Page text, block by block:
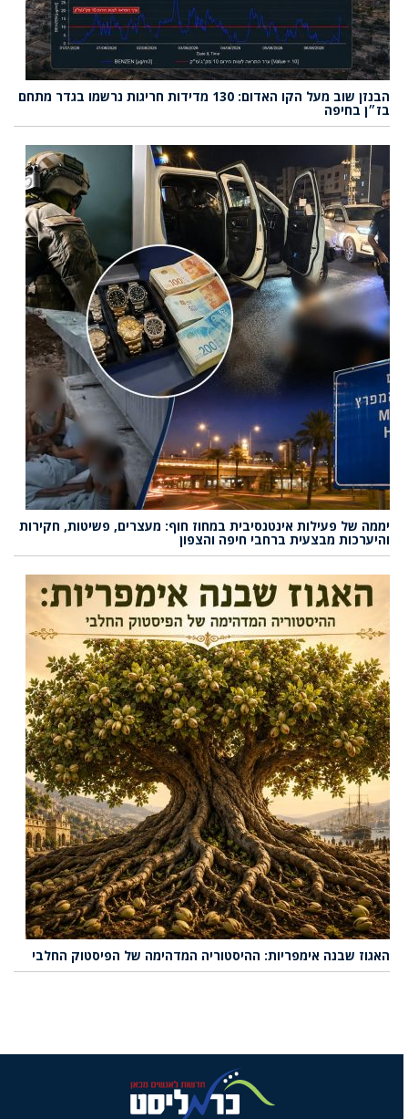
הבנזן שוב מעל הקו האדום: 130 מדידות חריגות נרשמו בגדר מתחם
בז״ן בחיפה
יממה של פעילות אינטנסיבית במחוז חוף: מעצרים, פשיטות, חקירות
והיערכות מבצעית ברחבי חיפה והצפון
האגוז שבנה אימפריות: ההיסטוריה המדהימה של הפיסטוק החלבי